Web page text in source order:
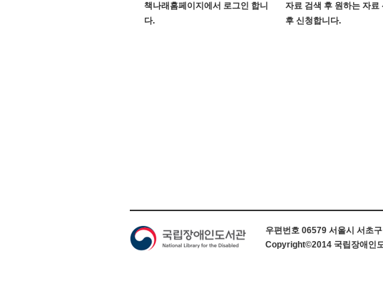
책나래홈페이지에서 로그인 합니
다.
자료 검색 후 원하는 자료
후 신청합니다.
우편번호 06579 서울시 서초
Copyright©2014 국립장애인